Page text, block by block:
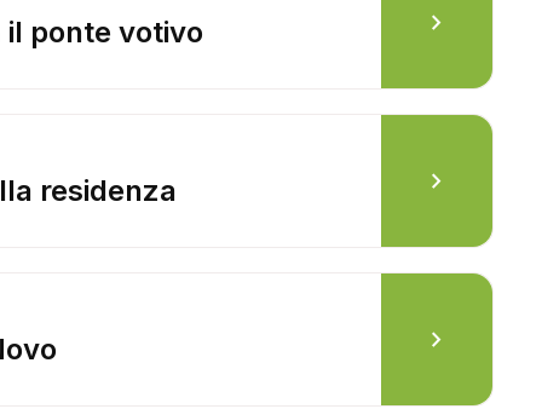
il ponte votivo chevron_right
residenza chevron_right
chevron_right